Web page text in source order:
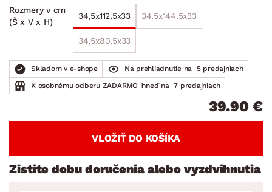
Rozmery v cm
(Š x V x H)
34,5x112,5x33 34,5x144,5x33
34,5x80,5x33
Skladom v e-shope Na prehliadnutie na
5 predajniach
K osobnému odberu ZADARMO ihneď na 7 predajniach
39.90 €
VLOŽIŤ DO KOŠÍKA
Zistite dobu doručenia alebo vyzdvihnutia